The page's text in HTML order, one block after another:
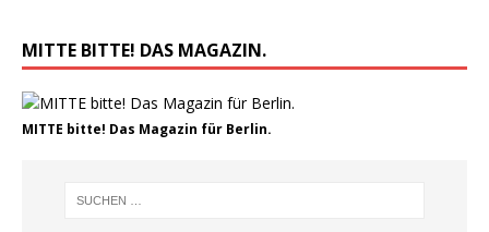
MITTE BITTE! DAS MAGAZIN.
MITTE bitte! Das Magazin für Berlin.